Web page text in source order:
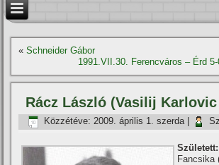
«Schneider Gábor
1991.VII.30. Ferencváros – Érd
Rácz László (Vasilij Karlovic
Közzétéve: 2009. április 1. szerda|
Született:
Fancsika